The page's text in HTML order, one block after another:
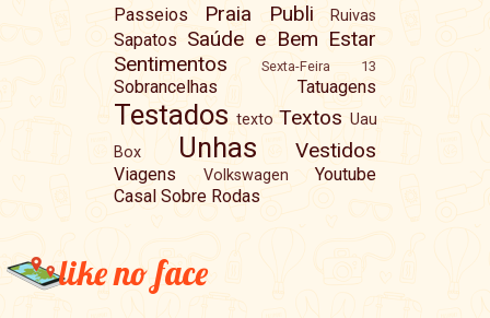
Passeios Praia Publi Ruivas
Sapatos Saúde e Bem Estar
Sentimentos
Sexta-Feira 13
Sobrancelhas Tatuagens
Testados texto Textos Uau
Box
Unhas Vestidos
Viagens Volkswagen
Youtube
Casal Sobre Rodas
like no face